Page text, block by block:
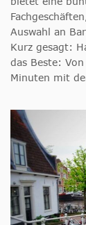
Auswahl an
Kurz gesagt:
das Beste:
Minuten mit